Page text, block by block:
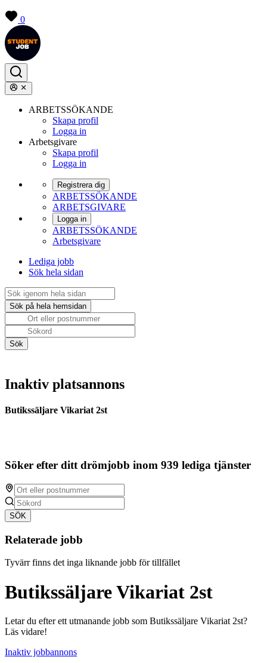
0
ARBETSSÖKANDE
Skapa profil
Logga in
Arbetsgivare
Skapa profil
Logga in
Registrera dig
ARBETSSÖKANDE
ARBETSGIVARE
Logga in
ARBETSSÖKANDE
Arbetsgivare
Lediga jobb
Sök hela sidan
Inaktiv platsannons
Butikssäljare Vikariat 2st
Söker efter ditt drömjobb inom 939 lediga tjänster
SÖK
Relaterade jobb
Tyvärr finns det inga liknande jobb för tillfället
Butikssäljare Vikariat 2st
Letar du efter ett utmanande jobb som Butikssäljare Vikariat 2st?
Läs vidare!
Inaktiv jobbannons